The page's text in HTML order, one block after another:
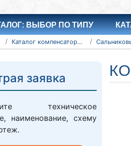
ВЫБОР ПО ТИПУ
Каталог компенсаторов
заявка
техническое
наименование, схему